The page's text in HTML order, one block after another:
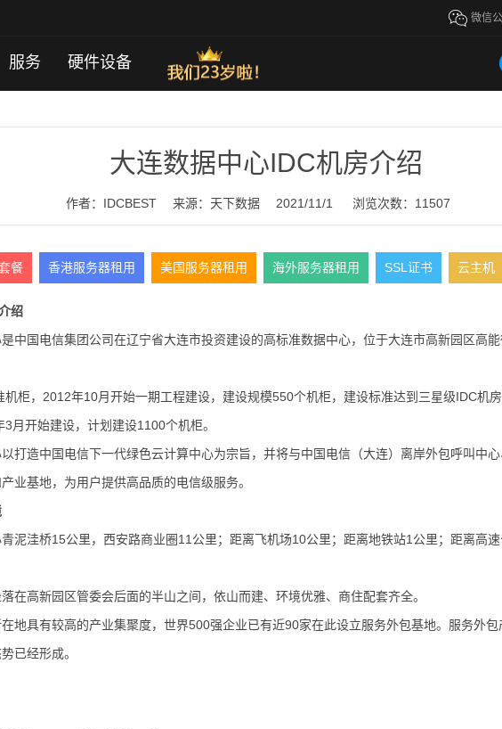
微信
服务 硬件设备
大连数据中心IDC机房介绍
作者：IDCBEST 来源： 天下数据 2021/11/1 浏览次数：11507
餐 香港服务器租用 美国服务器租用 海外服务器租用 SSL证书 云主机
绍
中国电信集团公司在辽宁省大连市投资建设的高标准数据中心，位于大连市高新园区高能
柜，2012年10月开始一期工程建设，建设规模550个机柜，建设标准达到三星级IDC机
月开始建设，计划建设1100个机柜。
打造中国电信下一代绿色云计算中心为宗旨，并将与中国电信（大连）离岸外包呼叫中
业基地，为用户提供高品质的电信级服务。
泥洼桥15公里，西安路商业圈11公里；距离飞机场10公里；距离地铁站1公里；距离高
在高新园区管委会后面的半山之间，依山而建、环境优雅、商住配套齐全。
地具有较高的产业集聚度，世界500强企业已有近90家在此设立服务外包基地。服务外
已经形成。